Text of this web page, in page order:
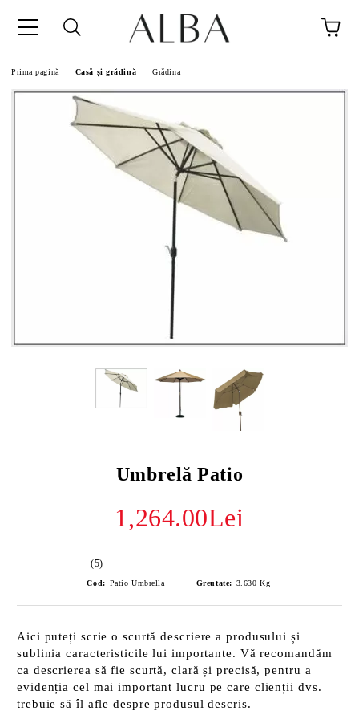
Prima pagină Casă și grădină Grădina
Umbrelă Patio
1,264.00Lei
(5)
Cod: Patio Umbrella Greutate: 3.630 Kg
Aici puteți scrie o scurtă descriere a produsului și
sublinia caracteristicile lui importante. Vă recomandăm
ca descrierea să fie scurtă, clară și precisă, pentru a
evidenția cel mai important lucru pe care clienții dvs.
trebuie să îl afle despre produsul descris.